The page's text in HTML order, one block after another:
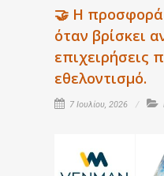
🤝 Η προσφορά
όταν βρίσκει
επιχειρήσεις
εθελοντισμό.
7 Ιουλίου, 2026